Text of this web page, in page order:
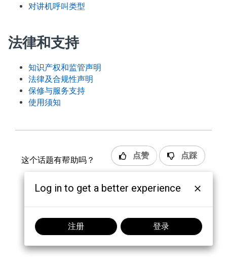
对讲机呼叫类型
法律和支持
知识产权和监管声明
法律及合规性声明
保修与服务支持
使用须知
这个话题有帮助吗？ 点赞 点踩
Log in to get a better experience
注册 登录